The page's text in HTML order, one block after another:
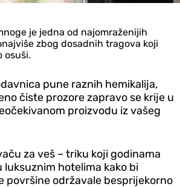
je jedna od najomraženijih
zbog dosadnih tragova koji
osuši.
pune raznih hemikalija,
čiste prozore zapravo se krije u
proizvodu iz vašeg
za veš – triku koji godinama
luksuznim hotelima kako bi
površine održavale besprijekorno